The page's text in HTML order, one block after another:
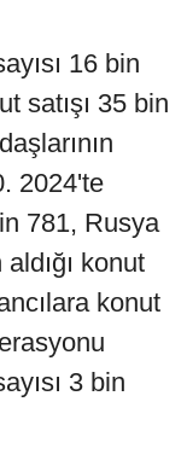
16 bin
satışı 35 bin
2024'te
781, Rusya
konut
konut
3 bin